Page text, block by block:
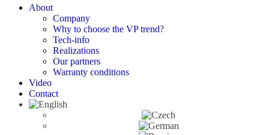
About
Company
Why to choose the VP trend?
Tech-info
Realizations
Our partners
Warranty conditions
Video
Contact